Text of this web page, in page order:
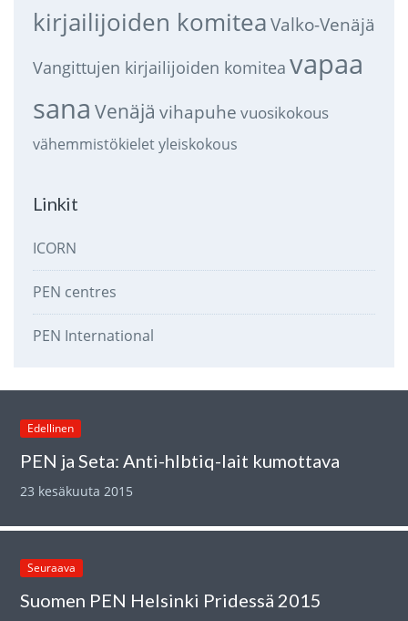
kirjailijoiden komitea Valko-Venäjä
Vangittujen kirjailijoiden komitea vapaa
sana Venäjä vihapuhe vuosikokous
vähemmistökieletyleiskokous
Linkit
ICORN
PEN centres
PEN International
Edellinen
PEN ja Seta: Anti-hlbtiq-lait kumottava
23 kesäkuuta 2015
Seuraava
Suomen PEN Helsinki Pridessä 2015